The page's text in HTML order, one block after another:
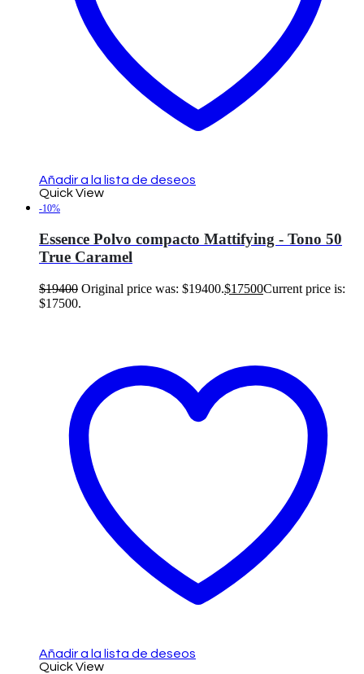
Añadir a la lista de deseos
Quick View
-10%
Essence Polvo compacto Mattifying - Tono 50
True Caramel
$19400 Original price was: $19400.$17500Current price is:
$17500.
Añadir a la lista de deseos
Quick View